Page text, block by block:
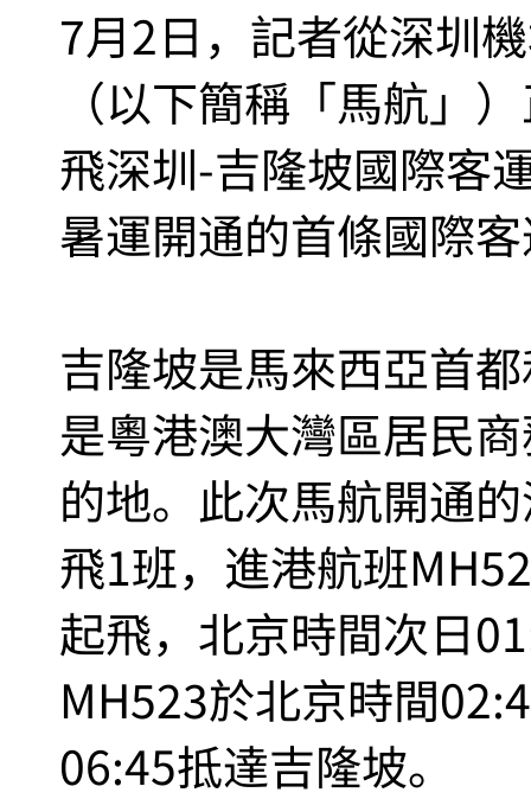
7月2日，記者從深圳
（以下簡稱「馬航」
飛深圳-吉隆坡國際客
暑運開通的首條國際
吉隆坡是馬來西亞首
是粵港澳大灣區居民
的地。此次馬航開通
飛1班，進港航班
起飛，北京時間次日
MH523於北京時間
06:45抵達吉隆坡。